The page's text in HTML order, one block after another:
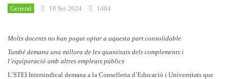
General 18 Set 2024 1464
Molts docents no han pogut optar a aquesta part consolidable
També demana una millora de les quantitats dels complements i
l’equiparació amb altres empleats públics
L’STEI Intersindical demana a la Conselleria d’Educació i Universitats que